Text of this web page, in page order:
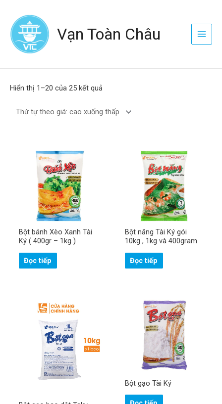
dung
Vạn Toàn Châu
Menu
Hiển thị 1–20 của 25 kết quả
cao
Bột bánh Xèo Xanh Tài
Ký ( 400gr – 1kg )
Đọc tiếp
Bột năng Tài Ký gói
10kg , 1kg và 400gram
Đọc tiếp
Bột gạo Tài Ký